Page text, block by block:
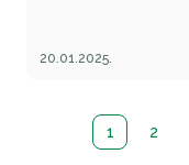
20.01.2025.
1 2